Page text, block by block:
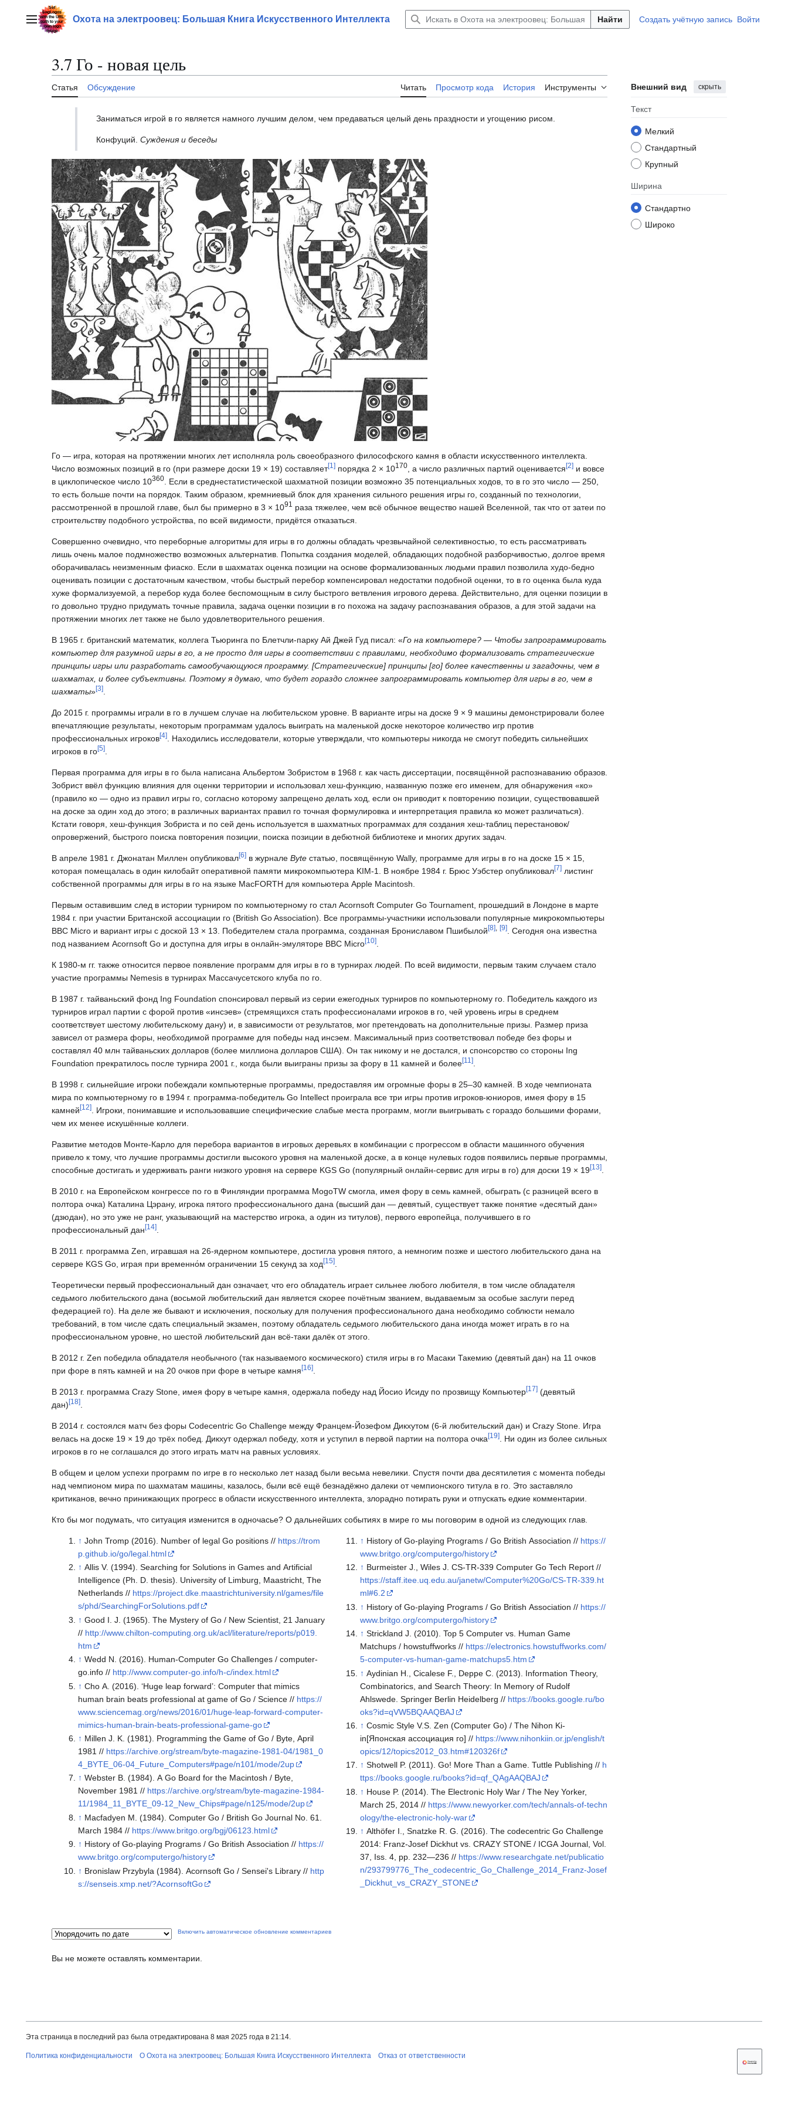
содержаниюГлавное менюОхота на электроовец: Большая Книга Искусственного Интеллекта Найти Создать учётную запись Войти
3.7 Го - новая цель
Статья Обсуждение Читать Просмотр кода История Инструменты Внешний вид скрыть
Текст
Мелкий
Стандартный
Крупный
Ширина
Стандартно
Широко
Заниматься игрой в го является намного лучшим делом, чем предаваться целый день праздности и угощению рисом.
Конфуций. Суждения и беседы
Го — игра, которая на протяжении многих лет исполняла роль своеобразного философского камня в области искусственного интеллекта.
Число возможных позиций в го (при размере доски 19 × 19) составляет[1 ] порядка 2 × 10170 , а число различных партий оценивается [2] и вовсе
в циклопическое число 10360
. Если в среднестатистической шахматной позиции возможно 35 потенциальных ходов, то в го это число — 250,
то есть больше почти на порядок. Таким образом, кремниевый блок для хранения сильного решения игры го, созданный по технологии,
рассмотренной в прошлой главе, был бы примерно в 3 × 1091
раза тяжелее, чем всё обычное вещество нашей Вселенной, так что от затеи по
строительству подобного устройства, по всей видимости, придётся отказаться.
Совершенно очевидно, что переборные алгоритмы для игры в го должны обладать чрезвычайной селективностью, то есть рассматривать
лишь очень малое подмножество возможных альтернатив. Попытка создания моделей, обладающих подобной разборчивостью, долгое время
оборачивалась неизменным фиаско. Если в шахматах оценка позиции на основе формализованных людьми правил позволила худо-бедно
оценивать позиции с достаточным качеством, чтобы быстрый перебор компенсировал недостатки подобной оценки, то в го оценка была куда
хуже формализуемой, а перебор куда более беспомощным в силу быстрого ветвления игрового дерева. Действительно, для оценки позиции в
го довольно трудно придумать точные правила, задача оценки позиции в го похожа на задачу распознавания образов, а для этой задачи на
протяжении многих лет также не было удовлетворительного решения.
В 1965 г. британский математик, коллега Тьюринга по Блетчли-парку Ай Джей Гуд писал: «Го на компьютере? — Чтобы запрограммировать
компьютер для разумной игры в го, а не просто для игры в соответствии с правилами, необходимо формализовать стратегические
принципы игры или разработать самообучающуюся программу. [Стратегические] принципы [го] более качественны и загадочны, чем в
шахматах, и более субъективны. Поэтому я думаю, что будет гораздо сложнее запрограммировать компьютер для игры в го, чем в
шахматы»[3]
До 2015 г. программы играли в го в лучшем случае на любительском уровне. В варианте игры на доске 9 × 9 машины демонстрировали более
впечатляющие результаты, некоторым программам удалось выиграть на маленькой доске некоторое количество игр против
профессиональных игроков[4]
. Находились исследователи, которые утверждали, что компьютеры никогда не смогут победить сильнейших
игроков в го[5]
Первая программа для игры в го была написана Альбертом Зобристом в 1968 г. как часть диссертации, посвящённой распознаванию образов.
Зобрист ввёл функцию влияния для оценки территории и использовал хеш-функцию, названную позже его именем, для обнаружения «ко»
(правило ко — одно из правил игры го, согласно которому запрещено делать ход, если он приводит к повторению позиции, существовавшей
на доске за один ход до этого; в различных вариантах правил го точная формулировка и интерпретация правила ко может различаться).
Кстати говоря, хеш-функция Зобриста и по сей день используется в шахматных программах для создания хеш-таблиц перестановок/
опровержений, быстрого поиска повторения позиции, поиска позиции в дебютной библиотеке и многих других задач.
В апреле 1981 г. Джонатан Миллен опубликовал[6] в журнале Byte статью, посвящённую Wally, программе для игры в го на доске 15 × 15,
которая помещалась в один килобайт оперативной памяти микрокомпьютера KIM-1. В ноябре 1984 г. Брюс Уэбстер опубликовал[7] листинг
собственной программы для игры в го на языке MacFORTH для компьютера Apple Macintosh.
Первым оставившим след в истории турниром по компьютерному го стал Acornsoft Computer Go Tournament, прошедший в Лондоне в марте
1984 г. при участии Британской ассоциации го (British Go Association). Все программы-участники использовали популярные микрокомпьютеры
BBC Micro и вариант игры с доской 13 × 13. Победителем стала программа, созданная Брониславом Пшибылой [8] [9]
. Сегодня она известна
под названием Acornsoft Go и доступна для игры в онлайн-эмуляторе BBC Micro[10]
К 1980-м гг. также относится первое появление программ для игры в го в турнирах людей. По всей видимости, первым таким случаем стало
участие программы Nemesis в турнирах Массачусетского клуба по го.
В 1987 г. тайваньский фонд Ing Foundation спонсировал первый из серии ежегодных турниров по компьютерному го. Победитель каждого из
турниров играл партии с форой против «инсэев» (стремящихся стать профессионалами игроков в го, чей уровень игры в среднем
соответствует шестому любительскому дану) и, в зависимости от результатов, мог претендовать на дополнительные призы. Размер приза
зависел от размера форы, необходимой программе для победы над инсэем. Максимальный приз соответствовал победе без форы и
составлял 40 млн тайваньских долларов (более миллиона долларов США). Он так никому и не достался, и спонсорство со стороны Ing
Foundation прекратилось после турнира 2001 г., когда были выиграны призы за фору в 11 камней и более[11 ]
В 1998 г. сильнейшие игроки побеждали компьютерные программы, предоставляя им огромные форы в 25–30 камней. В ходе чемпионата
мира по компьютерному го в 1994 г. программа-победитель Go Intellect проиграла все три игры против игроков-юниоров, имея фору в 15
камней [12]
. Игроки, понимавшие и использовавшие специфические слабые места программ, могли выигрывать с гораздо большими форами,
чем их менее искушённые коллеги.
Развитие методов Монте-Карло для перебора вариантов в игровых деревьях в комбинации с прогрессом в области машинного обучения
привело к тому, что лучшие программы достигли высокого уровня на маленькой доске, а в конце нулевых годов появились первые программы,
способные достигать и удерживать ранги низкого уровня на сервере KGS Go (популярный онлайн-сервис для игры в го) для доски 19 × 19[13]
В 2010 г. на Европейском конгрессе по го в Финляндии программа MogoTW смогла, имея фору в семь камней, обыграть (c разницей всего в
полтора очка) Каталина Цэрану, игрока пятого профессионального дана (высший дан — девятый, существует также понятие «десятый дан»
(дзюдан), но это уже не ранг, указывающий на мастерство игрока, а один из титулов), первого европейца, получившего в го
профессиональный дан [14]
В 2011 г. программа Zen, игравшая на 26-ядерном компьютере, достигла уровня пятого, а немногим позже и шестого любительского дана на
сервере KGS Go, играя при временно́м ограничении 15 секунд за ход [15]
Теоретически первый профессиональный дан означает, что его обладатель играет сильнее любого любителя, в том числе обладателя
седьмого любительского дана (восьмой любительский дан является скорее почётным званием, выдаваемым за особые заслуги перед
федерацией го). На деле же бывают и исключения, поскольку для получения профессионального дана необходимо соблюсти немало
требований, в том числе сдать специальный экзамен, поэтому обладатель седьмого любительского дана иногда может играть в го на
профессиональном уровне, но шестой любительский дан всё-таки далёк от этого.
В 2012 г. Zen победила обладателя необычного (так называемого космического) стиля игры в го Масаки Такемию (девятый дан) на 11 очков
при форе в пять камней и на 20 очков при форе в четыре камня [16]
В 2013 г. программа Crazy Stone, имея фору в четыре камня, одержала победу над Йосио Исиду по прозвищу Компьютер[17] (девятый
дан) [18]
В 2014 г. состоялся матч без форы Codecentric Go Challenge между Францем-Йозефом Дикхутом (6-й любительский дан) и Crazy Stone. Игра
велась на доске 19 × 19 до трёх побед. Дикхут одержал победу, хотя и уступил в первой партии на полтора очка [19]
. Ни один из более сильных
игроков в го не соглашался до этого играть матч на равных условиях.
В общем и целом успехи программ по игре в го несколько лет назад были весьма невелики. Спустя почти два десятилетия с момента победы
над чемпионом мира по шахматам машины, казалось, были всё ещё безнадёжно далеки от чемпионского титула в го. Это заставляло
критиканов, вечно принижающих прогресс в области искусственного интеллекта, злорадно потирать руки и отпускать едкие комментарии.
Кто бы мог подумать, что ситуация изменится в одночасье? О дальнейших событиях в мире го мы поговорим в одной из следующих глав.
↑ John Tromp (2016). Number of legal Go positions // https://trom
p.github.io/go/legal.html
↑ Allis V. (1994). Searching for Solutions in Games and Artificial
Intelligence (Ph. D. thesis). University of Limburg, Maastricht, The
Netherlands // https://project.dke.maastrichtuniversity.nl/games/file
s/phd/SearchingForSolutions.pdf
↑ Good I. J. (1965). The Mystery of Go / New Scientist, 21 January
// http://www.chilton-computing.org.uk/acl/literature/reports/p019.
htm
↑ Wedd N. (2016). Human-Computer Go Challenges / computer-
go.info // http://www.computer-go.info/h-c/index.html
↑ Cho A. (2016). ‘Huge leap forward’: Computer that mimics
human brain beats professional at game of Go / Science // https://
www.sciencemag.org/news/2016/01/huge-leap-forward-computer-
mimics-human-brain-beats-professional-game-go
↑ Millen J. K. (1981). Programming the Game of Go / Byte, April
1981 // https://archive.org/stream/byte-magazine-1981-04/1981_0
4_BYTE_06-04_Future_Computers#page/n101/mode/2up
↑ Webster B. (1984). A Go Board for the Macintosh / Byte,
November 1981 // https://archive.org/stream/byte-magazine-1984-
11/1984_11_BYTE_09-12_New_Chips#page/n125/mode/2up
↑ Macfadyen M. (1984). Computer Go / British Go Journal No. 61.
March 1984 // https://www.britgo.org/bgj/06123.html
↑ History of Go-playing Programs / Go British Association // https://
www.britgo.org/computergo/history
↑ Bronislaw Przybyla (1984). Acornsoft Go / Sensei's Library // http
s://senseis.xmp.net/?AcornsoftGo
↑ History of Go-playing Programs / Go British Association // https://
www.britgo.org/computergo/history
↑ Burmeister J., Wiles J. CS-TR-339 Computer Go Tech Report //
https://staff.itee.uq.edu.au/janetw/Computer%20Go/CS-TR-339.ht
ml#6.2
↑ History of Go-playing Programs / Go British Association // https://
www.britgo.org/computergo/history
↑ Strickland J. (2010). Top 5 Computer vs. Human Game
Matchups / howstuffworks // https://electronics.howstuffworks.com/
5-computer-vs-human-game-matchups5.htm
↑ Aydinian H., Cicalese F., Deppe C. (2013). Information Theory,
Combinatorics, and Search Theory: In Memory of Rudolf
Ahlswede. Springer Berlin Heidelberg // https://books.google.ru/bo
oks?id=qVW5BQAAQBAJ
↑ Cosmic Style V.S. Zen (Computer Go) / The Nihon Ki-
in[Японская ассоциация го] // https://www.nihonkiin.or.jp/english/t
opics/12/topics2012_03.htm#120326f
↑ Shotwell P. (2011). Go! More Than a Game. Tuttle Publishing // h
ttps://books.google.ru/books?id=qf_QAgAAQBAJ
↑ House P. (2014). The Electronic Holy War / The Ney Yorker,
March 25, 2014 // https://www.newyorker.com/tech/annals-of-techn
ology/the-electronic-holy-war
↑ Althöfer I., Snatzke R. G. (2016). The codecentric Go Challenge
2014: Franz-Josef Dickhut vs. CRAZY STONE / ICGA Journal, Vol.
37, Iss. 4, pp. 232—236 // https://www.researchgate.net/publicatio
n/293799776_The_codecentric_Go_Challenge_2014_Franz-Josef
_Dickhut_vs_CRAZY_STONE
Включить автоматическое обновление комментариев
Вы не можете оставлять комментарии.
Эта страница в последний раз была отредактирована 8 мая 2025 года в 21:14.
Политика конфиденциальности О Охота на электроовец: Большая Книга Искусственного Интеллекта Отказ от ответственности